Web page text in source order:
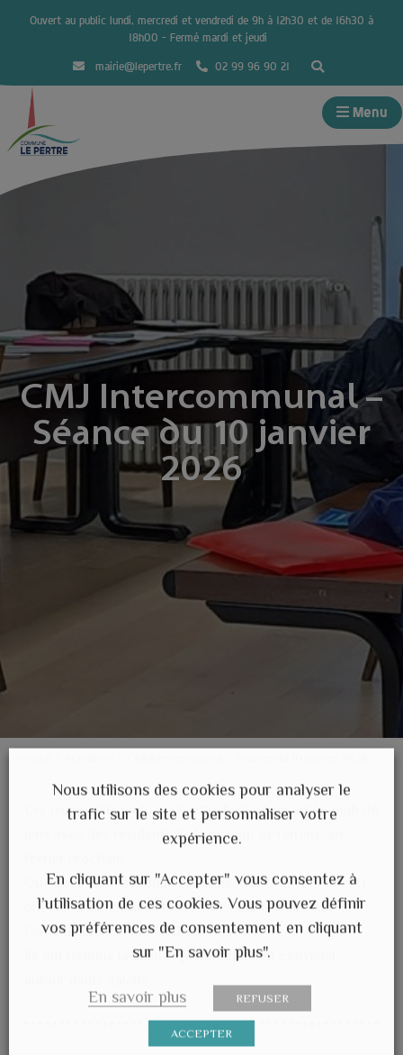
Ouvert au public lundi, mercredi et vendredi de 9h à 12h30 et de 16h30 à
18h00 – Fermé mardi et jeudi
mairie@lepertre.fr 02 99 96 90 21
Menu
CMJ Intercommunal –
Séance du 10 janvier
2026
Les jeunes élus préparent actuellement un après-midi de
jeux avec des résidents de la maison de retraite, en
Quelques jeux en équipe (binômes élu CMJ et résident)
ont été sélectionnés et les jeunes ont travaillé sur
l’organisation, le matériel, les règles…
Ils ont terminé la séance par un moment convivial
Nous utilisons des cookies pour analyser le
trafic sur le site et personnaliser votre
expérience.
En cliquant sur "Accepter" vous consentez à
l’utilisation de ces cookies. Vous pouvez définir
vos préférences de consentement en cliquant
sur "En savoir plus".
En savoir plus REFUSER
ACCEPTER